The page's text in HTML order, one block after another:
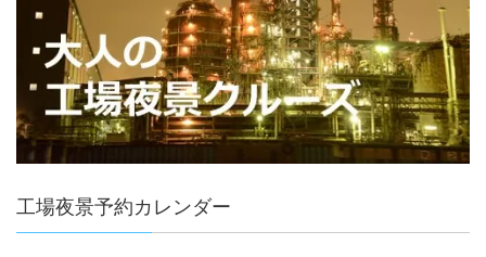
工場夜景予約カレンダー